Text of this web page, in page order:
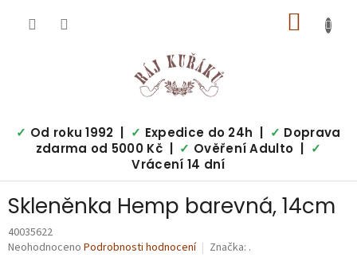
KOŠÍK
✓ Od roku 1992 | ✓ Expedice do 24h | ✓ Doprava
zdarma od 5000 Kč | ✓ Ověření Adulto |
✓
Vrácení 14 dní
Skleněnka Hemp barevná, 14cm
40035622
Průměrné
Neohodnoceno Podrobnosti hodnocení Značka: .